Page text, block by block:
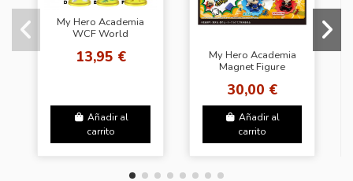
My Hero Academia
WCF World
Vol.1
13,95 €
Añadir al
carrito
My Hero Academia
Magnet Figure
30,00 €
Añadir al
carrito